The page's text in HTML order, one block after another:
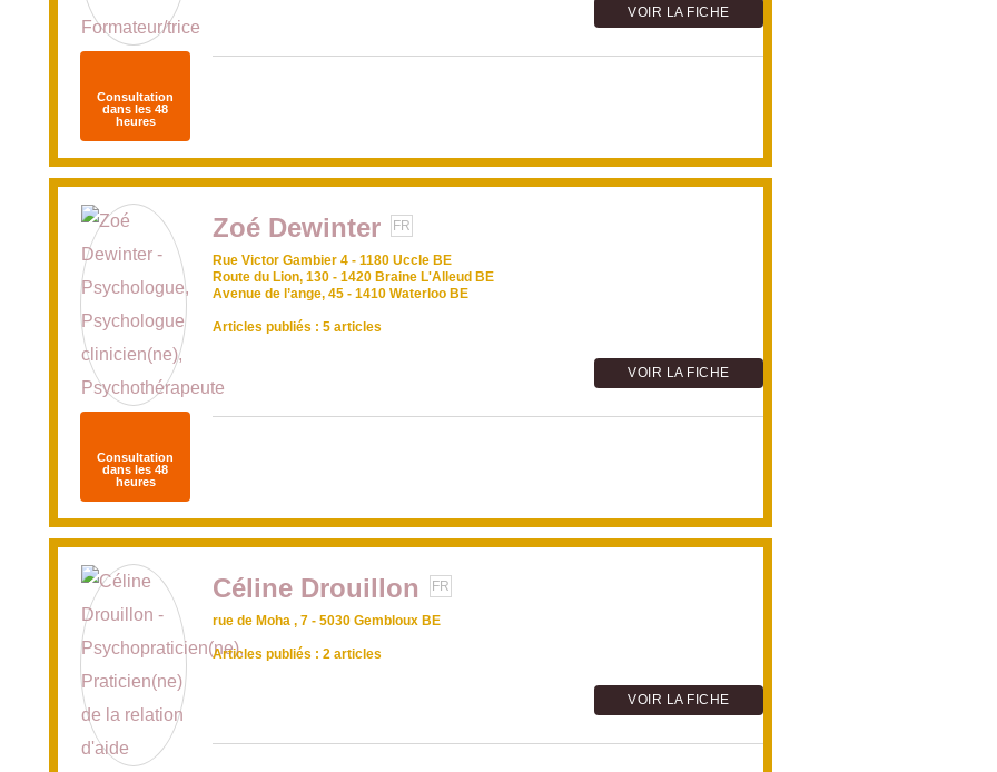
Consultation
dans les 48
heures
VOIR LA FICHE
Consultation
dans les 48
heures
Zoé Dewinter FR
Rue Victor Gambier 4 - 1180 Uccle BE
Route du Lion, 130 - 1420 Braine L'Alleud BE
Avenue de l’ange, 45 - 1410 Waterloo BE
Articles publiés : 5 articles
VOIR LA FICHE
Céline Drouillon FR
rue de Moha , 7 - 5030 Gembloux BE
Articles publiés : 2 articles
VOIR LA FICHE